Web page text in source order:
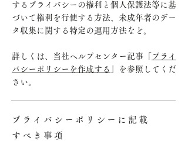
するプライバシーの権利と個人保護法等に基
づいて権利を行使する方法、未成年者のデー
タ収集に関する特定の運用方法など。
詳しくは、当社ヘルプセンター記事「
プライ
バシーポリシーを作成する
」を参照してくだ
さい。
プライバシーポリシーに記載
すべき事項